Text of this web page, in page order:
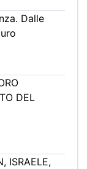
Dalle
DEL
ISRAELE,